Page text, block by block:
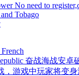
No need to
Tobago
French
奋战海战安卓
，游戏中玩家将变